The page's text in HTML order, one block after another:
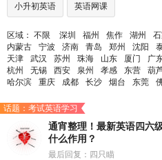
小升初英语 英语网课
区域： 不限 深圳 福州 焦作 湖州
内蒙古
宁波 济南 青岛 郑州 沈阳
天津
武汉 苏州 珠海 山东 厦门 广
杭州
无锡 西安 泉州 孝感 东营 葫
哈尔滨
重庆 成都 长沙 烟台 东莞
话题：考试英语学习
通宵整理！最新英语四六
什么作用？
最后回复：四只瞄